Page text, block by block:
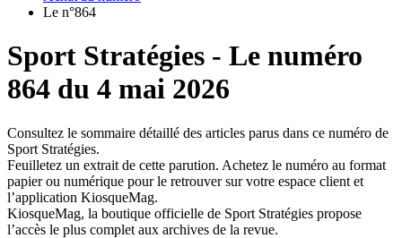
Le n°864
Sport Stratégies - Le numéro
864 du 4 mai 2026
Consultez le sommaire détaillé des articles parus dans ce numéro de
Sport Stratégies.
Feuilletez un extrait de cette parution. Achetez le numéro au format
papier ou numérique pour le retrouver sur votre espace client et
l’application KiosqueMag.
KiosqueMag, la boutique officielle de Sport Stratégies propose
l’accès le plus complet aux archives de la revue.